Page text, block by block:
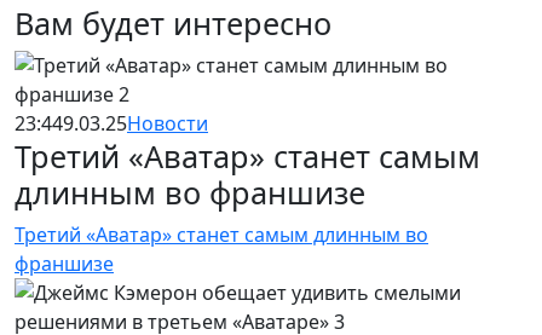
Вам будет интересно
23:449.03.25Новости
Третий «Аватар» станет самым
длинным во франшизе
Третий «Аватар» станет самым длинным во
франшизе